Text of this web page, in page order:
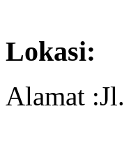
Lokasi:
Alamat